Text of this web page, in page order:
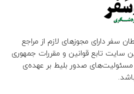
سفر دارای مجوزهای لازم از مراجع
سایت تابع قوانین و مقررات جمهوری
صدور بلیط بر عهده‌ی